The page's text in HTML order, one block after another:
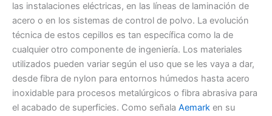
las instalaciones eléctricas, en las líneas de laminación de
acero o en los sistemas de control de polvo. La evolución
técnica de estos cepillos es tan específica como la de
cualquier otro componente de ingeniería. Los materiales
utilizados pueden variar según el uso que se les vaya a dar,
desde fibra de nylon para entornos húmedos hasta acero
inoxidable para procesos metalúrgicos o fibra abrasiva para
el acabado de superficies. Como señala Aemark en su